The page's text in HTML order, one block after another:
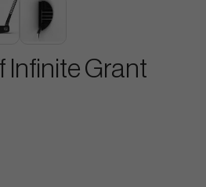
Infinite Grant